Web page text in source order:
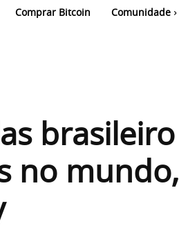
Comprar Bitcoin Comunidade
brasileiro
no mundo,